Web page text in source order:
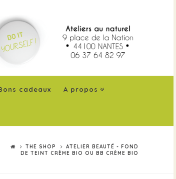
cadeaux A propos
THE SHOP
ATELIER BEAUTÉ - FOND
DE TEINT CRÈME BIO OU BB CRÈME BIO